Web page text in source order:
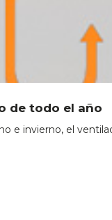
de todo el año
e invierno, el